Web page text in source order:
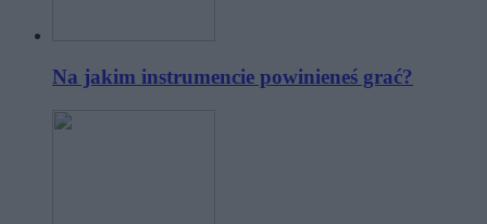
Na jakim instrumencie powinieneś grać?